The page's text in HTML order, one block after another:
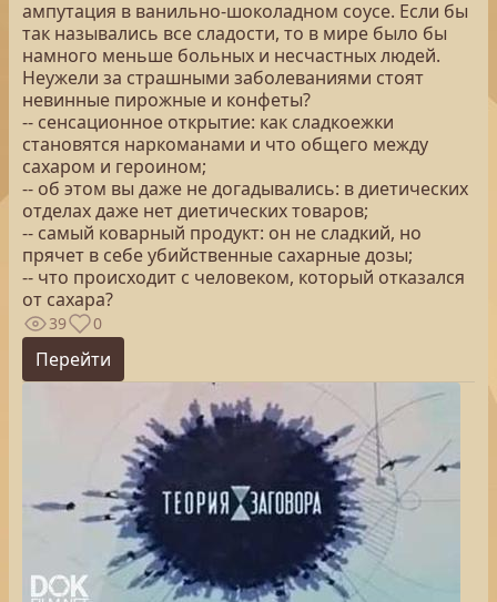
ампутация в ванильно-шоколадном соусе. Если бы
так назывались все сладости, то в мире было бы
намного меньше больных и несчастных людей.
Неужели за страшными заболеваниями стоят
невинные пирожные и конфеты?
-- сенсационное открытие: как сладкоежки
становятся наркоманами и что общего между
сахаром и героином;
-- об этом вы даже не догадывались: в диетических
отделах даже нет диетических товаров;
-- самый коварный продукт: он не сладкий, но
прячет в себе убийственные сахарные дозы;
-- что происходит с человеком, который отказался
от сахара?
39 0
Перейти